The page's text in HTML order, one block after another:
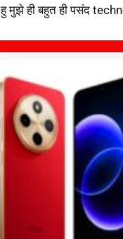
ही बहुत ही पसंद